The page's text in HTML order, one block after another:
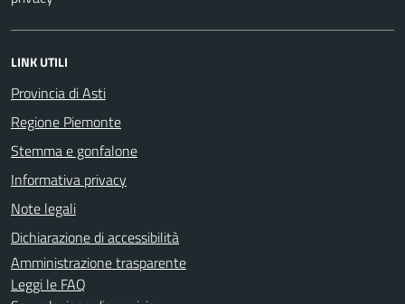
LINK UTILI
Provincia di Asti
Regione Piemonte
Stemma e gonfalone
Informativa privacy
Note legali
Dichiarazione di accessibilità
Amministrazione trasparente
Leggi le FAQ